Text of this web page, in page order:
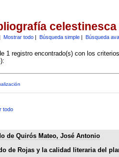
celestinesca
Mostrar todo| Búsqueda simple| Búsqueda
1 registro encontrado(s) con los
):
todo
de Quirós Mateo, José Antonio
de Rojas y la calidad literaria del